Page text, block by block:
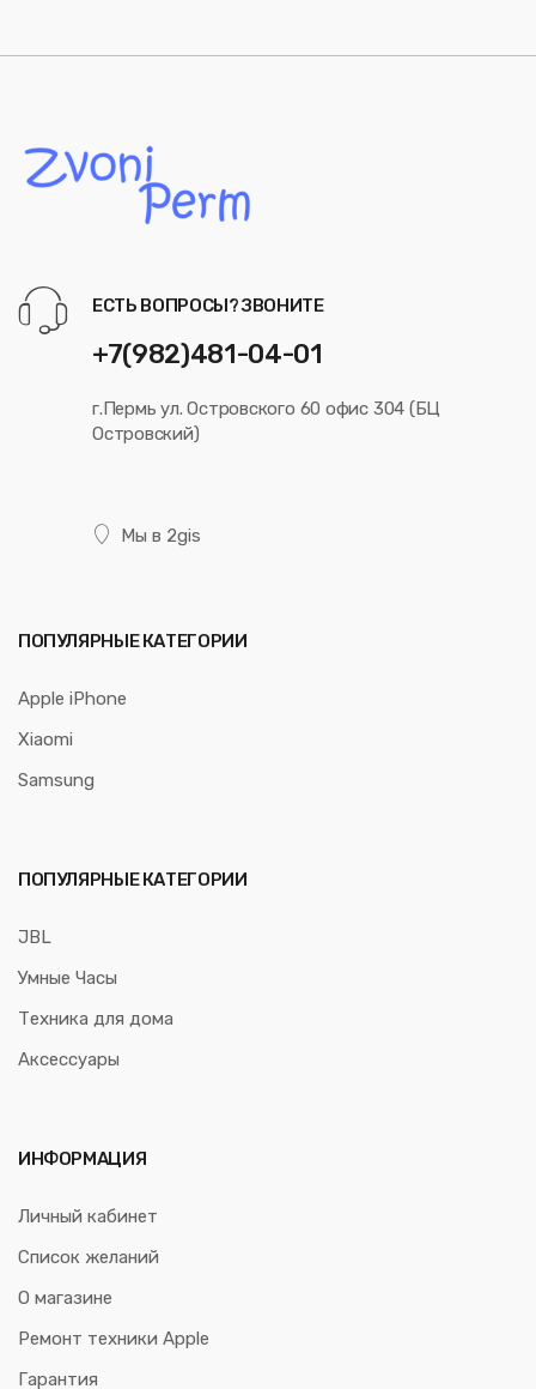
ЕСТЬ ВОПРОСЫ? ЗВОНИТЕ
+7(982)481-04-01
г.Пермь ул. Островского 60 офис 304 (БЦ
Островский)
Мы в 2gis
ПОПУЛЯРНЫЕ КАТЕГОРИИ
Apple iPhone
Xiaomi
Samsung
ПОПУЛЯРНЫЕ КАТЕГОРИИ
JBL
Умные Часы
Техника для дома
Аксессуары
ИНФОРМАЦИЯ
Личный кабинет
Список желаний
О магазине
Ремонт техники Apple
Гарантия